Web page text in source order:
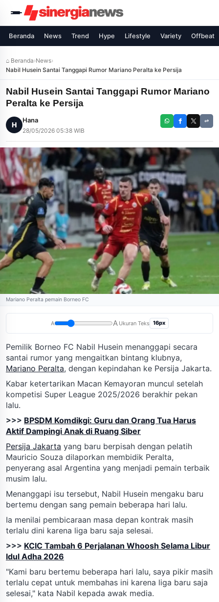
Beranda News Trend Hype Lifestyle Variety Offbeat
⌂ Beranda›News›
Nabil Husein Santai Tanggapi Rumor Mariano Peralta ke Persija
Nabil Husein Santai Tanggapi Rumor Mariano
Peralta ke Persija
H
Hana
28/05/2026 05:38 WIB
Mariano Peralta pemain Borneo FC
A A Ukuran Teks 16px
Pemilik Borneo FC Nabil Husein menanggapi secara
santai rumor yang mengaitkan bintang klubnya,
Mariano Peralta, dengan kepindahan ke Persija Jakarta.
Kabar ketertarikan Macan Kemayoran muncul setelah
kompetisi Super League 2025/2026 berakhir pekan
lalu.
>>> BPSDM Komdikgi: Guru dan Orang Tua Harus
Aktif Dampingi Anak di Ruang Siber
Persija Jakarta yang baru berpisah dengan pelatih
Mauricio Souza dilaporkan membidik Peralta,
penyerang asal Argentina yang menjadi pemain terbaik
musim lalu.
Menanggapi isu tersebut, Nabil Husein mengaku baru
bertemu dengan sang pemain beberapa hari lalu.
Ia menilai pembicaraan masa depan kontrak masih
terlalu dini karena liga baru saja selesai.
>>> KCIC Tambah 6 Perjalanan Whoosh Selama Libur
Idul Adha 2026
"Kami baru bertemu beberapa hari lalu, saya pikir masih
terlalu cepat untuk membahas ini karena liga baru saja
selesai," kata Nabil kepada awak media.